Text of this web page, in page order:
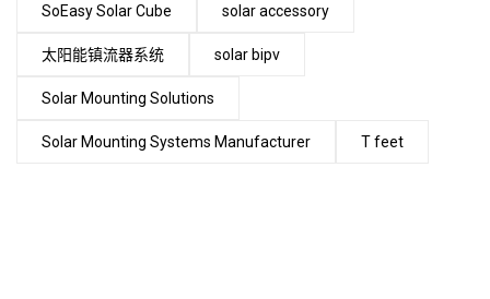
SoEasy Solar Cube solar accessory
太阳能镇流器系统 solar bipv
Solar Mounting Solutions
Solar Mounting Systems Manufacturer T feet